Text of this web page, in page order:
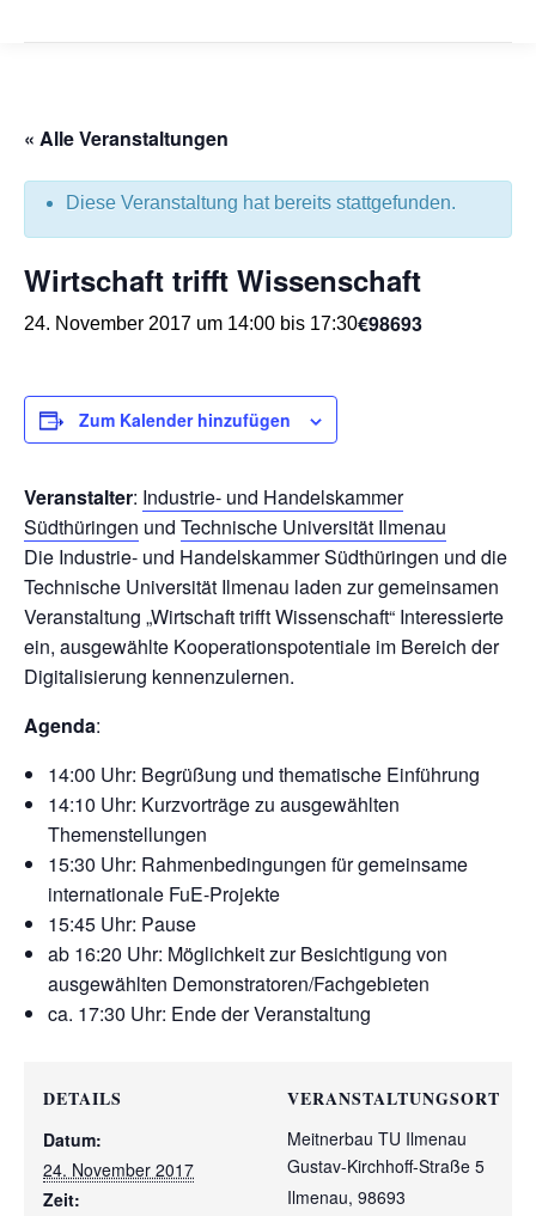
« Alle Veranstaltungen
Diese Veranstaltung hat bereits stattgefunden.
Wirtschaft trifft Wissenschaft
24. November 2017 um 14:00 bis 17:30€98693
Veranstalter: Industrie- und Handelskammer
Südthüringen und Technische Universität Ilmenau
Die Industrie- und Handelskammer Südthüringen und die
Technische Universität Ilmenau laden zur gemeinsamen
Veranstaltung „Wirtschaft trifft Wissenschaft“ Interessierte
ein, ausgewählte Kooperationspotentiale im Bereich der
Digitalisierung kennenzulernen.
Agenda:
14:00 Uhr: Begrüßung und thematische Einführung
14:10 Uhr: Kurzvorträge zu ausgewählten
Themenstellungen
15:30 Uhr: Rahmenbedingungen für gemeinsame
internationale FuE-Projekte
15:45 Uhr: Pause
ab 16:20 Uhr: Möglichkeit zur Besichtigung von
ausgewählten Demonstratoren/Fachgebieten
ca. 17:30 Uhr: Ende der Veranstaltung
Zum Kalender hinzufügen
DETAILS
Datum:
24. November 2017
Zeit:
VERANSTALTUNGSORT
Meitnerbau TU Ilmenau
Gustav-Kirchhoff-Straße 5
Ilmenau, 98693